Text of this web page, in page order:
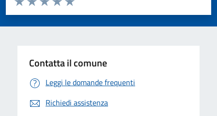
Valuta 5 stelle su 5
Valuta 4 stelle su 5
Valuta 3 stelle su 5
Valuta 2 stelle su 5
Valuta 1 stelle su 5
Contatta il comune
Leggi le domande frequenti
Richiedi assistenza